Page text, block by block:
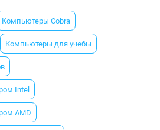
Компьютеры Cobra
Компьютеры для учебы
Intel
AMD